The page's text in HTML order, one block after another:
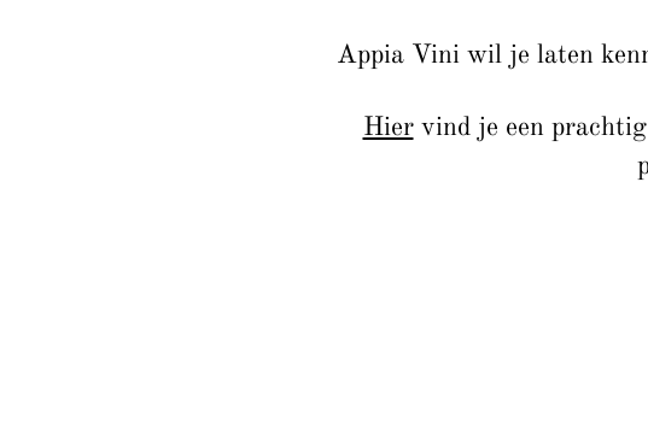
Appia Vini wil je laten
Hiervind je een prachtig